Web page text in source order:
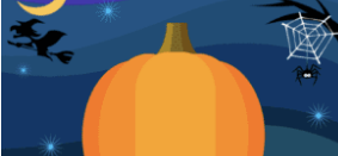
Make a pumpkin